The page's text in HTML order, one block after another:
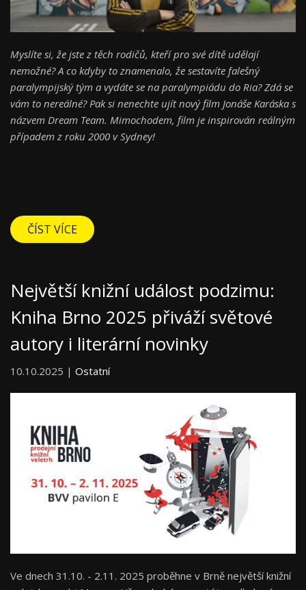
Myslíte si, že jste z těch rodičů, kteří pro své dítě udělají
nemožné? A co kdyby to znamenalo, že sestavíte falešný
paralympijský tým a vydáte se na paralympiádu do Ria? Zdá se
vám to nereálné? Pak si nenechte ujít nový film Jonáše Karáska s
názvem Dream Team. Mimochodem, film je inspirován reálným
případem z roku 2000 v Sydney!
ČÍST VÍCE
Největší knižní událost podzimu:
Kniha Brno 2025 přiváží světové
autory i literární novinky
10.10.2025 | Ostatní
Ve dnech 31.10. - 2.11. 2025 proběhne v Brně největší knižní